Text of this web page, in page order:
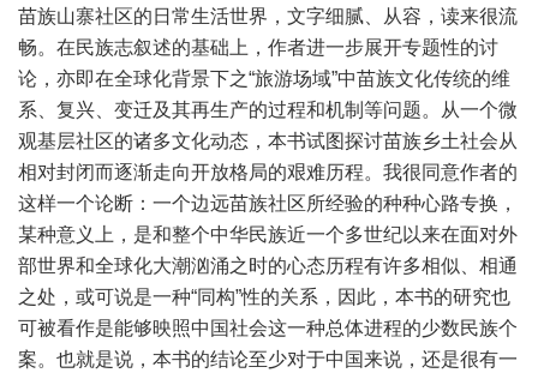
苗族山寨社区的日常生活世界，文字细腻、从容，读来很流
畅。在民族志叙述的基础上，作者进一步展开专题性的讨
论，亦即在全球化背景下之“旅游场域”中苗族文化传统的维
系、复兴、变迁及其再生产的过程和机制等问题。从一个微
观基层社区的诸多文化动态，本书试图探讨苗族乡土社会从
相对封闭而逐渐走向开放格局的艰难历程。我很同意作者的
这样一个论断：一个边远苗族社区所经验的种种心路专换，
某种意义上，是和整个中华民族近一个多世纪以来在面对外
部世界和全球化大潮汹涌之时的心态历程有许多相似、相通
之处，或可说是一种“同构”性的关系，因此，本书的研究也
可被看作是能够映照中国社会这一种总体进程的少数民族个
案。也就是说，本书的结论至少对于中国来说，还是很有一